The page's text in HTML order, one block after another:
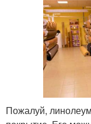
Половая
Пожалуй,